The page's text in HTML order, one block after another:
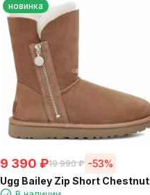
новинка
9 390 ₽19 990 ₽ -53%
Ugg Bailey Zip Short Chestnut